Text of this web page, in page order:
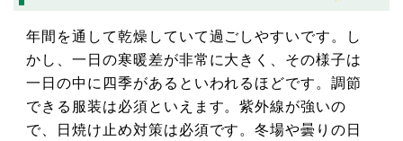
年間を通して乾燥していて過ごしやすいです。し
かし、一日の寒暖差が非常に大きく、その様子は
一日の中に四季があるといわれるほどです。調節
できる服装は必須といえます。紫外線が強いの
で、日焼け止め対策は必須です。冬場や曇りの日